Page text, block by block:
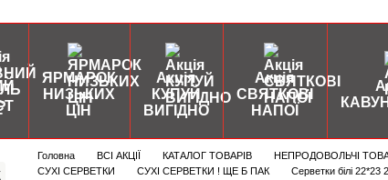
ЯРМАРОК
НИЗЬКИХ
ЦІН
Акція
КУПУЙ
ВИГІДНО
Акція
СВЯТКОВІ
НАПОЇ
Головна ВСІ АКЦІЇ КАТАЛОГ ТОВАРІВ НЕПРОДОВОЛЬЧІ
СУХІ СЕРВЕТКИ
СУХІ СЕРВЕТКИ ! ЩЕ Б ПАК Серветки білі